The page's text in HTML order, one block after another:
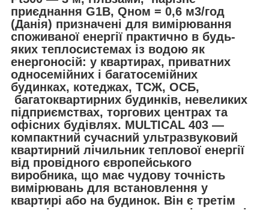
приєднання G1B, Qном = 0,6 м3/год
(Данія) призначені для вимірювання
споживаної енергії практично в будь-
яких теплосистемах із водою як
енергоносій: у квартирах, приватних
односемійних і багатосемійних
будинках, котеджах, ТСЖ, ОСБ,
багатоквартирних будинків, невеликих
підприємствах, торгових центрах та
офісних будівлях. MULTICAL 403 —
компактний сучасний ультразвуковий
квартирний лічильник теплової енергії
від провідного європейського
виробника, що має чудову точність
вимірювань для встановлення у
квартирі або на будинок. Він є третім